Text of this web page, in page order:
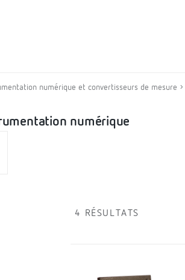
numérique et convertisseurs de mesure
numérique
4 RÉSULTATS